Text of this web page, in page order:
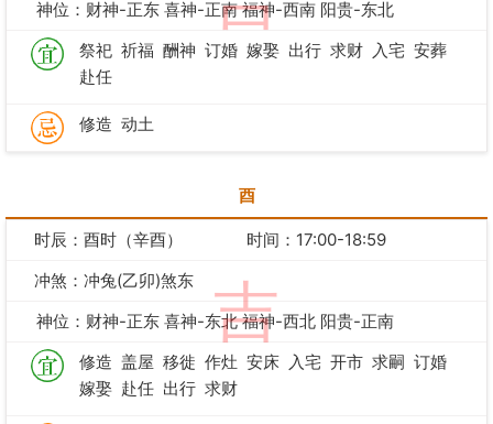
神位：财神-正东 喜神-正南 福神-西南 阳贵-东北
祭祀 祈福 酬神 订婚 嫁娶 出行 求财 入宅 安葬
赴任
修造 动土
酉
吉
时辰：酉时（辛酉）
时间：17:00-18:59
冲煞：冲兔(乙卯)煞东
神位：财神-正东 喜神-东北 福神-西北 阳贵-正南
修造 盖屋 移徙 作灶 安床 入宅 开市 求嗣 订婚
嫁娶 赴任 出行 求财